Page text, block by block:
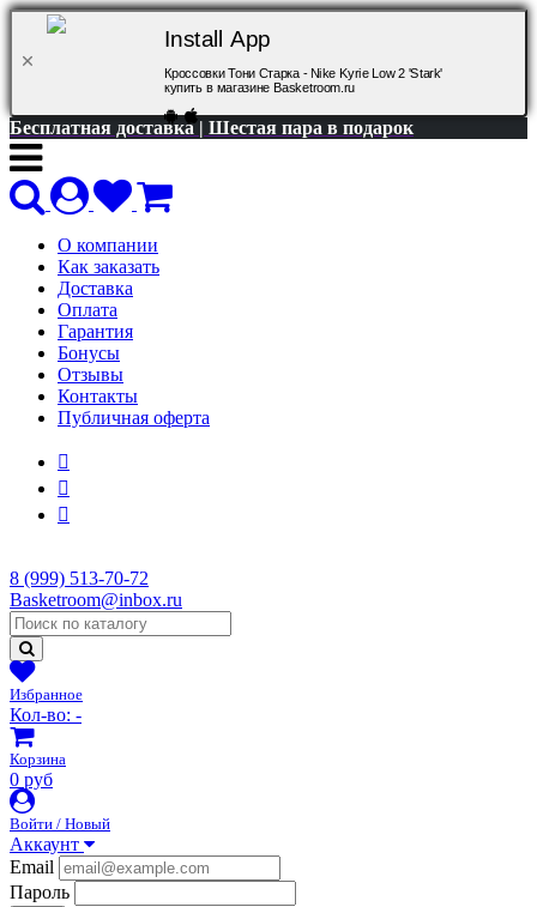
Install App
Кроссовки Тони Старка - Nike Kyrie Low 2 'Stark'
купить в магазине Basketroom.ru
Бесплатная доставка | Шестая пара в подарок
О компании
Как заказать
Доставка
Оплата
Гарантия
Бонусы
Отзывы
Контакты
Публичная оферта
8 (999) 513-70-72
Basketroom@inbox.ru
Избранное
Кол-во: -
Корзина
0 руб
Войти / Новый
Аккаунт
Email
Пароль